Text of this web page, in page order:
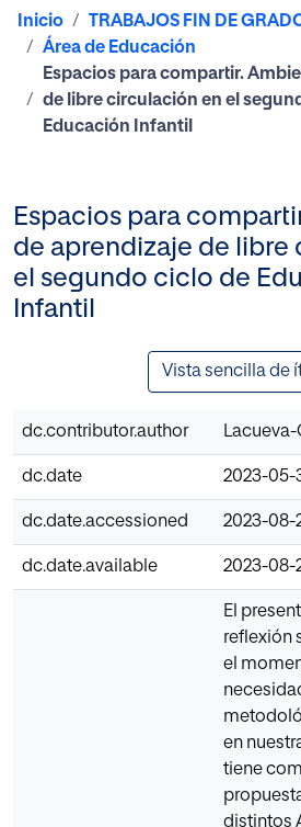
Inicio
TRABAJOS FIN DE
Área de Educación
Espacios para compartir.
de libre circulación en el
Educación Infantil
Espacios para
de aprendizaje de libre
el segundo ciclo de
Infantil
Vista sencilla de
dc.contributor.author
dc.date 2023-05-
dc.date.accessioned 2023-08-
dc.date.available 2023-08-
El
reflexión
el
en
tiene
distintos